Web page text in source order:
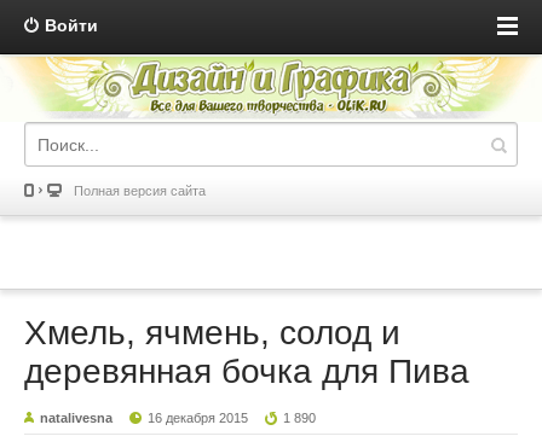
Войти
Полная версия сайта
Хмель, ячмень, солод и
деревянная бочка для Пива
natalivesna 16 декабря 2015 1 890